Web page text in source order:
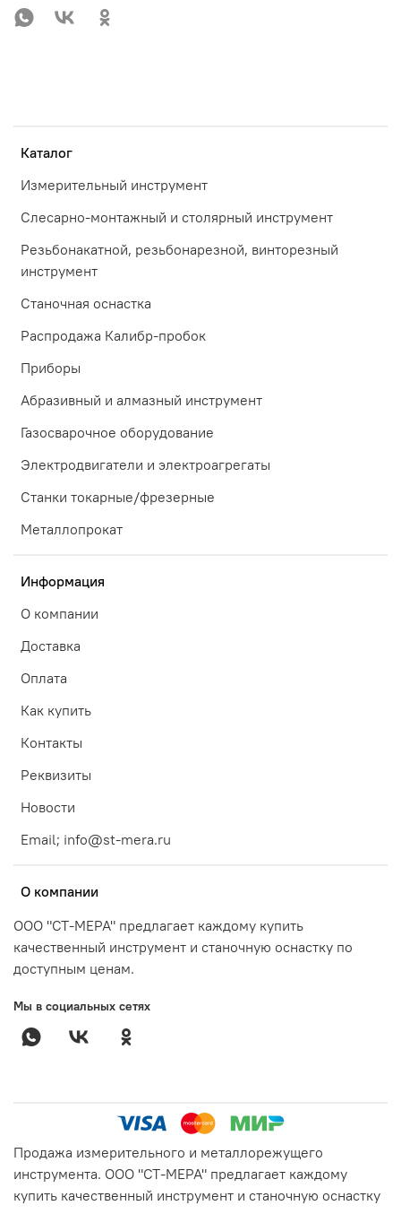
Каталог
Измерительный инструмент
Слесарно-монтажный и столярный инструмент
Резьбонакатной, резьбонарезной, винторезный
инструмент
Станочная оснастка
Распродажа Калибр-пробок
Приборы
Абразивный и алмазный инструмент
Газосварочное оборудование
Электродвигатели и электроагрегаты
Станки токарные/фрезерные
Металлопрокат
Информация
О компании
Доставка
Оплата
Как купить
Контакты
Реквизиты
Новости
Email; info@st-mera.ru
О компании
ООО "СТ-МЕРА" предлагает каждому купить
качественный инструмент и станочную оснастку по
доступным ценам.
Мы в социальных сетях
Продажа измерительного и металлорежущего
инструмента. ООО "СТ-МЕРА" предлагает каждому
купить качественный инструмент и станочную оснастку